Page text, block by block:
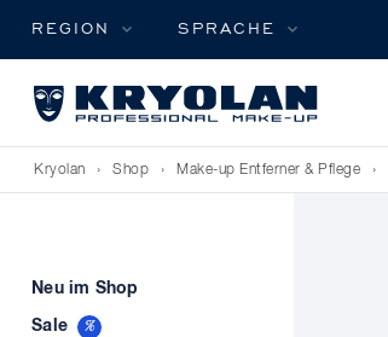
REGION SPRACHE
Kryolan › Shop › Make-up Entferner & Pflege ›
Neu im Shop
Sale